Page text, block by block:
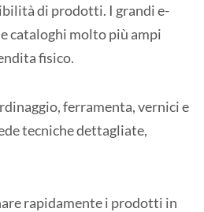
di prodotti. I grandi e-
cataloghi molto più ampi
fisico.
ferramenta, vernici e
tecniche dettagliate,
rapidamente i prodotti in